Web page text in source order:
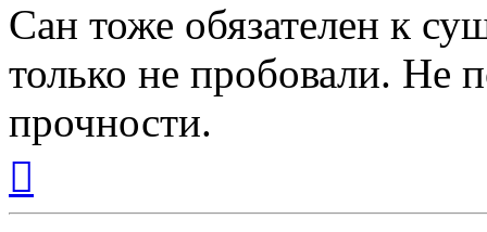
Сан тоже обязателен к
только не пробовали. Не
прочности.
началу